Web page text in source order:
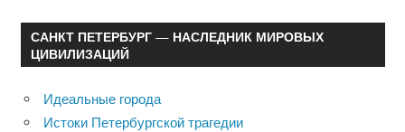
САНКТ ПЕТЕРБУРГ — НАСЛЕДНИК МИРОВЫХ
ЦИВИЛИЗАЦИЙ
Идеальные города
Истоки Петербургской трагедии